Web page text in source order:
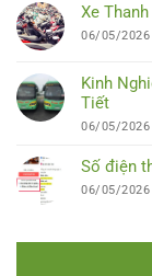
Xe
06/05/2026
Kinh
Tiết
06/05/2026
Số điện
06/05/2026